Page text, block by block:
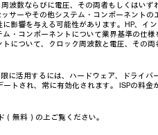
波数ならびに電圧、その両者もしくはいず
サーやその他システム・コンポーネントの
影響を与える可能性があります。HP、イ
・コンポーネントについて業界基準の仕
について、クロック周波数と電圧、その
に活用するには、ハードウェア、ドライバ
トされ、常に有効化されます。 ISPの料金
（無料）の上ご覧ください。